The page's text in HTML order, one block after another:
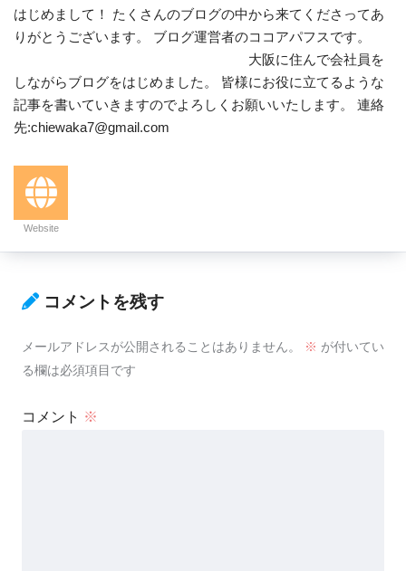
はじめまして！ たくさんのブログの中から来てくださってあ
りがとうございます。 ブログ運営者のココアパフスです。
大阪に住んで会社員を
しながらブログをはじめました。 皆様にお役に立てるような
記事を書いていきますのでよろしくお願いいたします。 連絡
先:chiewaka7@gmail.com
Website
コメントを残す
メールアドレスが公開されることはありません。 ※ が付いてい
る欄は必須項目です
コメント ※